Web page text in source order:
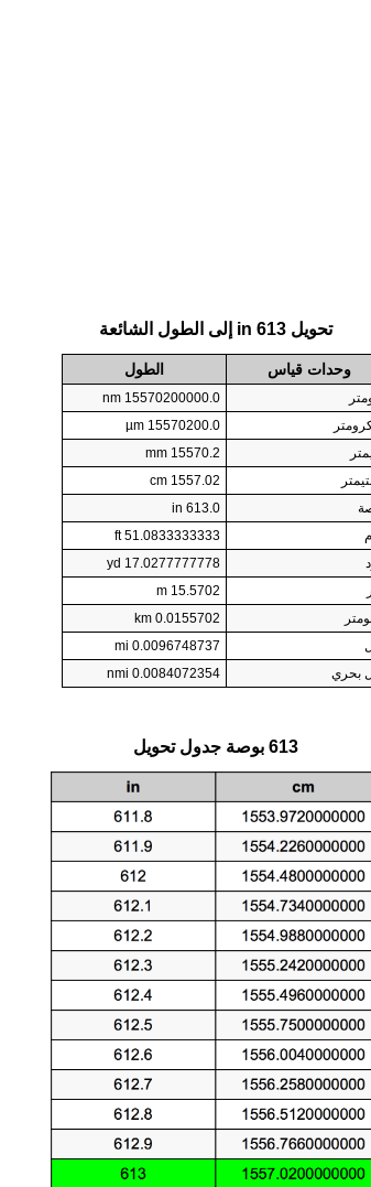
تحويل 613 in إلى الطول الشائعة
وحدات قياس الطول
15570200000.0 nm
15570200.0 µm
15570.2 mm
1557.02 cm
613.0 in
51.0833333333 ft
17.0277777778 yd
15.5702 m
0.0155702 km
0.0096748737 mi
بحري
0.0084072354 nmi
613 بوصة جدول تحويل